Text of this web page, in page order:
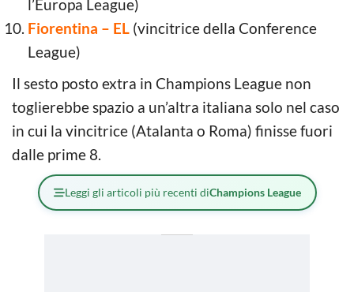
l’Europa League)
Fiorentina – EL (vincitrice della Conference
League)
Il sesto posto extra in Champions League non
toglierebbe spazio a un’altra italiana solo nel caso
in cui la vincitrice (Atalanta o Roma) finisse fuori
dalle prime 8.
Leggi gli articoli più recenti diChampions League